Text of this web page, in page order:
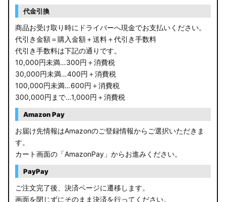
RP6/7 ステップワゴン
RP1/2 RP3/4 ステップワゴン/スパーダ
RK5/6 ステップワゴンスパーダ
RC1/2 オデッセイ
GB5〜8 フリード
GR フィット
GP5/6 GK3〜6 フィット
MK53S スペーシアカスタム
MA37S/MA27S ソリオ / ソリオ バンディット
代金引換
商品お受け取り時にドライバーへ現金でお支払いください。
代引き金額＝購入金額＋送料＋代引き手数料
代引き手数料は下記の通りです。
10,000円未満…300円＋消費税
30,000円未満…400円＋消費税
100,000円未満…600円＋消費税
300,000円まで…1,000円＋消費税
Amazon Pay
お届け先情報はAmazonのご登録情報からご選択いただきま
す。
カート画面の「AmazonPay」からお進みください。
PayPay
ご注文完了後、決済ページに遷移します。
画面を閉じずにそのまま決済を行ってください。